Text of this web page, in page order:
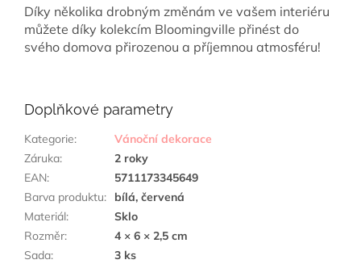
Díky několika drobným změnám ve vašem interiéru
můžete díky kolekcím Bloomingville přinést do
svého domova přirozenou a příjemnou atmosféru!
Doplňkové parametry
Kategorie:
Vánoční dekorace
Záruka:
2 roky
EAN:
5711173345649
Barva produktu:
bílá, červená
Materiál:
Sklo
Rozměr:
4 × 6 × 2,5 cm
Sada: 3 ks